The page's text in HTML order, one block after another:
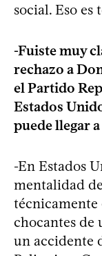
social. Eso es
-Fuiste muy
rechazo a
el Partido
Estados
puede llegar
-En Estados
mentalidad
técnicamente
chocantes de
un accidente